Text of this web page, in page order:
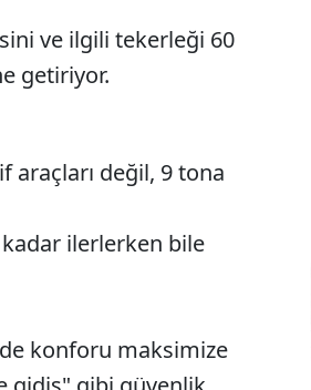
ve ilgili tekerleği 60
getiriyor.
araçları değil, 9 tona
ilerlerken bile
konforu maksimize